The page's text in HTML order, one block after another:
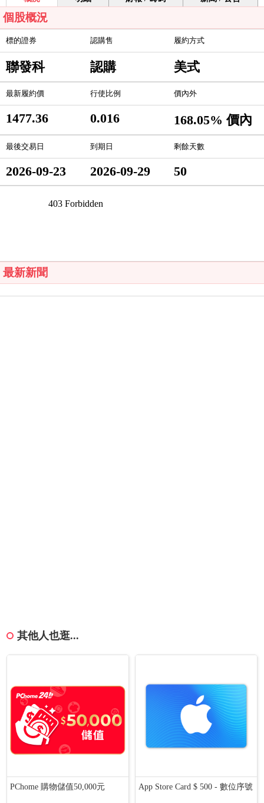
個股概況
標的證券 認購售 履約方式
聯發科 認購 美式
最新履約價 行使比例 價內外
1477.36 0.016 168.05% 價內
最後交易日 到期日 剩餘天數
2026-09-23 2026-09-29 50
最新新聞
其他人也逛...
PChome 購物儲值50,000元 App Store Card $ 500 - 數位序號